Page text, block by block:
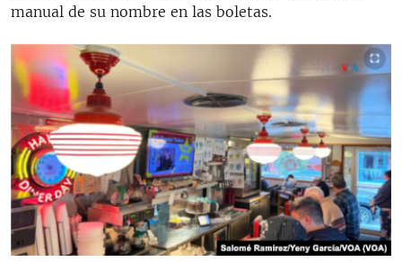
manual de su nombre en las boletas.